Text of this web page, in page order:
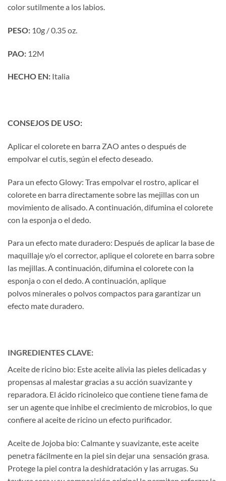
color sutilmente a los labios.
PESO: 10g / 0.35 oz.
PAO: 12M
HECHO EN: Italia
CONSEJOS DE USO:
Aplicar el colorete en barra ZAO antes o después de
empolvar el cutis, según el efecto deseado.
Para un efecto Glowy: Tras empolvar el rostro, aplicar el
colorete en barra directamente sobre las mejillas con un
movimiento de alisado. A continuación, difumina el colorete
con la esponja o el dedo.
Para un efecto mate duradero: Después de aplicar la base de
maquillaje y/o el corrector, aplique el colorete en barra sobre
las mejillas. A continuación, difumina el colorete con la
esponja o con el dedo. A continuación, aplique
polvos minerales o polvos compactos para garantizar un
efecto mate duradero.
INGREDIENTES CLAVE:
Aceite de ricino bio: Este aceite alivia las pieles delicadas y
propensas al malestar gracias a su acción suavizante y
reparadora. El ácido ricinoleico que contiene tiene fama de
ser un agente que inhibe el crecimiento de microbios, lo que
confiere al aceite de ricino un efecto purificador.
Aceite de Jojoba bio: Calmante y suavizante, este aceite
penetra fácilmente en la piel sin dejar una sensación grasa.
Protege la piel contra la deshidratación y las arrugas. Su